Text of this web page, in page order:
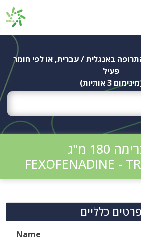
באנגלית / עברית, או לפי חומר
פעיל
3 אותיות)
מ"ג
FEXOFENADINE -
פרטים כלליים
Name